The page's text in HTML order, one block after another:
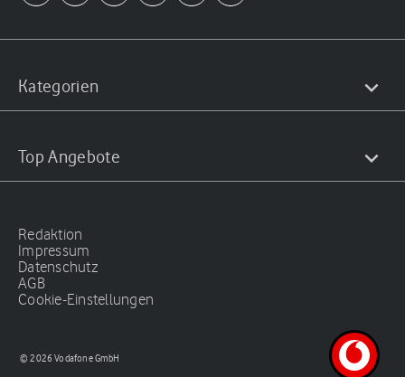
Kategorien
Top Angebote
Redaktion
Impressum
Datenschutz
AGB
Cookie-Einstellungen
© 2026 Vodafone GmbH